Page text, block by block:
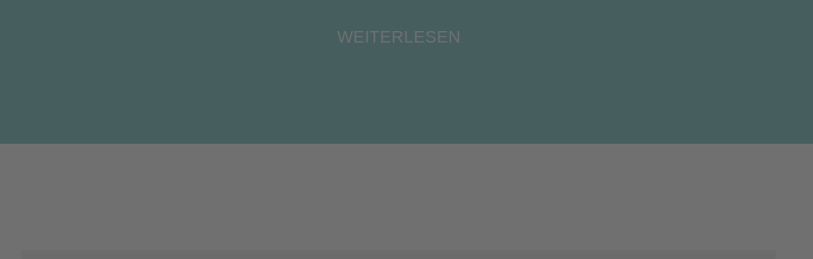
Gefühl von Luxus und Wohlbefinden. Das Innere der Villa ist in schlichten, minimalistischen Linien
WEITERLESEN